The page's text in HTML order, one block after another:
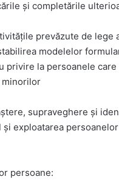
și completările
prevăzute de lege
modelelor
privire la persoanele
minorilor
supraveghere și
exploatarea
persoane: